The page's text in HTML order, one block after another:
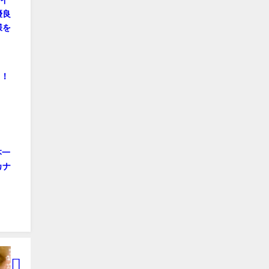
良
を
ナ